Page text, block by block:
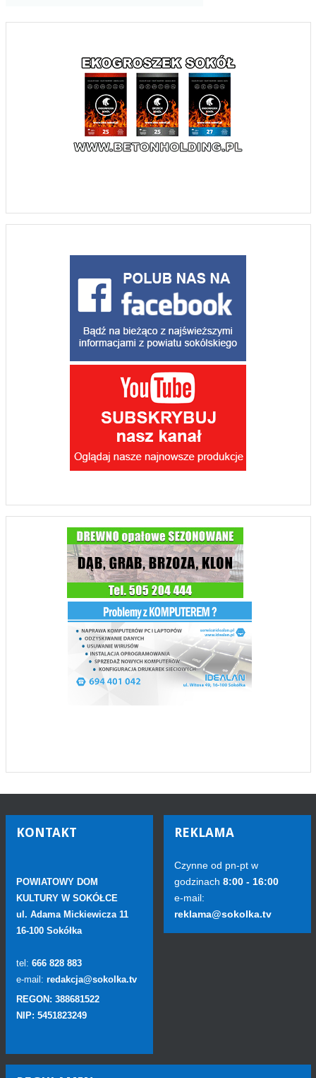
KONTAKT
POWIATOWY DOM
KULTURY W SOKÓŁCE
ul. Adama Mickiewicza 11
16-100 Sokółka
tel: 666 828 883
e-mail: redakcja@sokolka.tv
REGON: 388681522
NIP: 5451823249
REKLAMA
Czynne od pn-pt w
godzinach 8:00 - 16:00
e-mail:
reklama@sokolka.tv